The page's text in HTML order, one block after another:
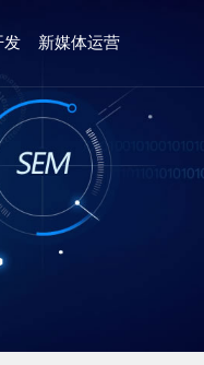
发 新媒体运营